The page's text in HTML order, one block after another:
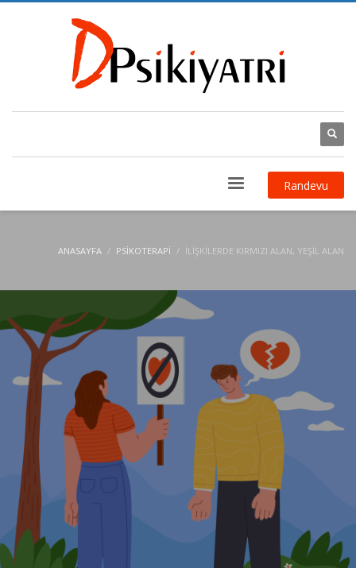
Randevu
ANASAYFA PSIKOTERAPI İLIŞKILERDE KIRMIZI ALAN, YEŞIL ALAN